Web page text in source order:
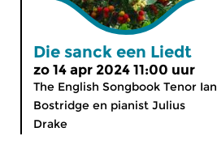
Die sanck een Liedt
zo 14 apr 2024 11:00 uur
The English Songbook Tenor Ian
Bostridge en pianist Julius
Drake